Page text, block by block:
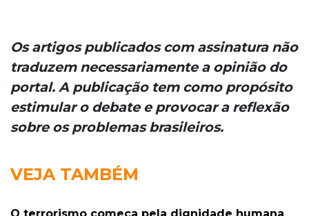
Os artigos publicados com assinatura não
traduzem necessariamente a opinião do
portal. A publicação tem como propósito
estimular o debate e provocar a reflexão
sobre os problemas brasileiros.
VEJA TAMBÉM
O terrorismo começa pela dignidade humana